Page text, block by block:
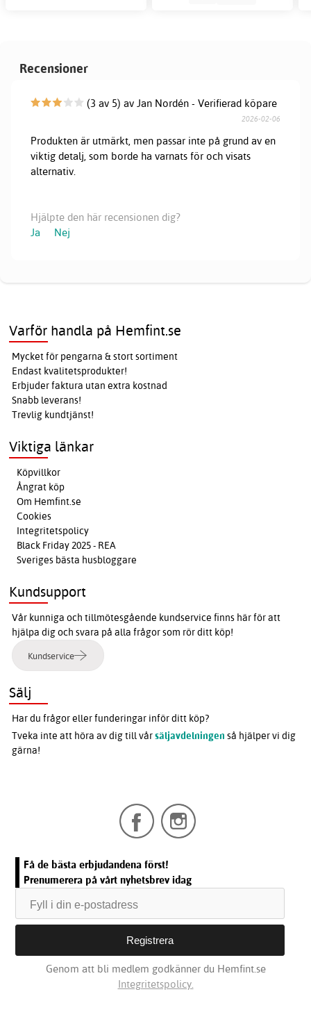
Recensioner
(3 av 5) av Jan Nordén - Verifierad köpare
2026-02-06
Produkten är utmärkt, men passar inte på grund av en
viktig detalj, som borde ha varnats för och visats
alternativ.
Hjälpte den här recensionen dig?
Ja
Nej
Varför handla på Hemfint.se
Mycket för pengarna & stort sortiment
Endast kvalitetsprodukter!
Erbjuder faktura utan extra kostnad
Snabb leverans!
Trevlig kundtjänst!
Viktiga länkar
Köpvillkor
Ångrat köp
Om Hemfint.se
Cookies
Integritetspolicy
Black Friday 2025 - REA
Sveriges bästa husbloggare
Kundsupport
Vår kunniga och tillmötesgående kundservice finns här för att
hjälpa dig och svara på alla frågor som rör ditt köp!
Kundservice
Sälj
Har du frågor eller funderingar inför ditt köp?
Tveka inte att höra av dig till vårsäljavdelningen så hjälper vi dig
gärna!
Få de bästa erbjudandena först!
Prenumerera på vårt nyhetsbrev idag
Genom att bli medlem godkänner du Hemfint.se
Integritetspolicy.